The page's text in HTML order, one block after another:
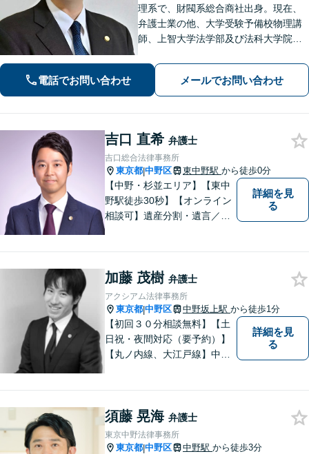
理系で、財閥系総合商社出身。現在、
弁護士業の他、大学受験予備校物理講
師、上智大学法学部及び法科大学院非
問題、離婚問題、成人・少年の刑事事
件、相続問題、学校問題、行政事件、
企業法務に強い関心があります。
電話でお問い合わせ メールでお問い合わせ
吉口 直希 弁護士
吉口総合法律事務所
東京都|中野区 東中野駅 から徒歩0分
【中野・杉並エリア】【東中
野駅徒歩30秒】【オンライン
相談可】遺産分割・遺言／不
依頼者様の目線に立ち早期問
題解決に取り組みます。お気
軽にご相談ください【完全個
室】
詳細を見
る
加藤 茂樹 弁護士
アクシアム法律事務所
東京都|中野区 中野坂上駅 から徒歩1分
【初回３０分相談無料】【土
日祝・夜間対応（要予約）】
【丸ノ内線、大江戸線】中野
密着型の弁護士です。 おかげ
さまで、都内のみならず全国
からご相談をいただいており
詳細を見
る
須藤 晃海 弁護士
東京中野法律事務所
東京都|中野区 中野駅 から徒歩3分